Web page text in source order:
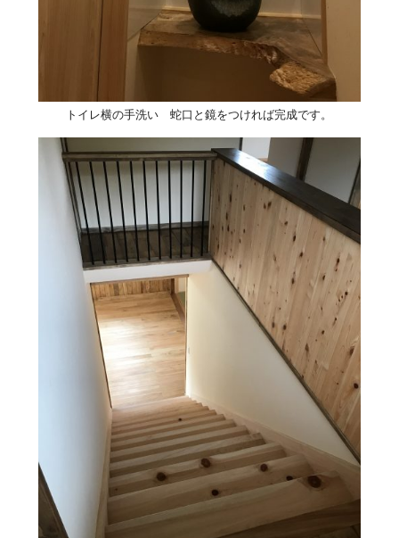
トイレ横の手洗い 蛇口と鏡をつければ完成です。